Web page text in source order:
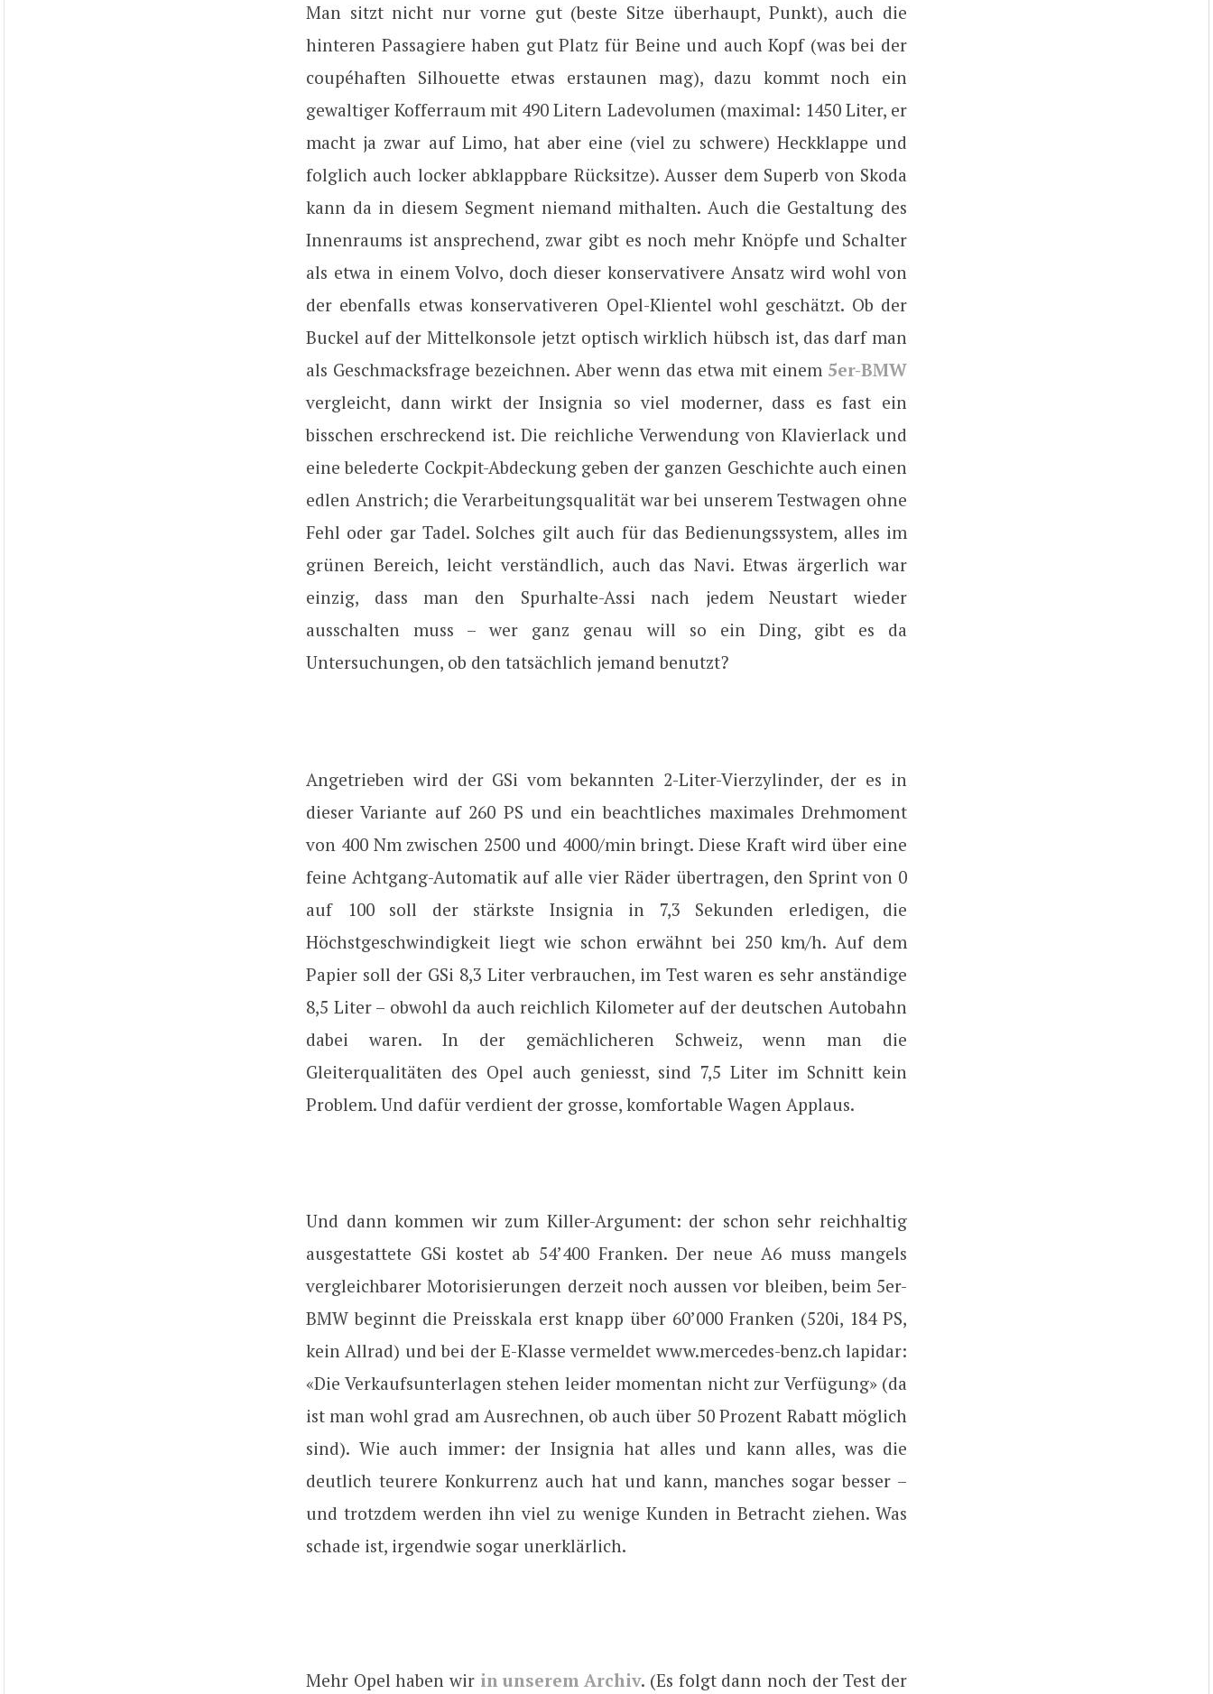
Man sitzt nicht nur vorne gut (beste Sitze überhaupt, Punkt), auch die
hinteren Passagiere haben gut Platz für Beine und auch Kopf (was bei der
coupéhaften Silhouette etwas erstaunen mag), dazu kommt noch ein
gewaltiger Kofferraum mit 490 Litern Ladevolumen (maximal: 1450 Liter, er
macht ja zwar auf Limo, hat aber eine (viel zu schwere) Heckklappe und
folglich auch locker abklappbare Rücksitze). Ausser dem Superb von Skoda
kann da in diesem Segment niemand mithalten. Auch die Gestaltung des
Innenraums ist ansprechend, zwar gibt es noch mehr Knöpfe und Schalter
als etwa in einem Volvo, doch dieser konservativere Ansatz wird wohl von
der ebenfalls etwas konservativeren Opel-Klientel wohl geschätzt. Ob der
Buckel auf der Mittelkonsole jetzt optisch wirklich hübsch ist, das darf man
als Geschmacksfrage bezeichnen. Aber wenn das etwa mit einem 5er-BMW
vergleicht, dann wirkt der Insignia so viel moderner, dass es fast ein
bisschen erschreckend ist. Die reichliche Verwendung von Klavierlack und
eine belederte Cockpit-Abdeckung geben der ganzen Geschichte auch einen
edlen Anstrich; die Verarbeitungsqualität war bei unserem Testwagen ohne
Fehl oder gar Tadel. Solches gilt auch für das Bedienungssystem, alles im
grünen Bereich, leicht verständlich, auch das Navi. Etwas ärgerlich war
einzig, dass man den Spurhalte-Assi nach jedem Neustart wieder
ausschalten muss – wer ganz genau will so ein Ding, gibt es da
Untersuchungen, ob den tatsächlich jemand benutzt?
Angetrieben wird der GSi vom bekannten 2-Liter-Vierzylinder, der es in
dieser Variante auf 260 PS und ein beachtliches maximales Drehmoment
von 400 Nm zwischen 2500 und 4000/min bringt. Diese Kraft wird über eine
feine Achtgang-Automatik auf alle vier Räder übertragen, den Sprint von 0
auf 100 soll der stärkste Insignia in 7,3 Sekunden erledigen, die
Höchstgeschwindigkeit liegt wie schon erwähnt bei 250 km/h. Auf dem
Papier soll der GSi 8,3 Liter verbrauchen, im Test waren es sehr anständige
8,5 Liter – obwohl da auch reichlich Kilometer auf der deutschen Autobahn
dabei waren. In der gemächlicheren Schweiz, wenn man die
Gleiterqualitäten des Opel auch geniesst, sind 7,5 Liter im Schnitt kein
Problem. Und dafür verdient der grosse, komfortable Wagen Applaus.
Und dann kommen wir zum Killer-Argument: der schon sehr reichhaltig
ausgestattete GSi kostet ab 54’400 Franken. Der neue A6 muss mangels
vergleichbarer Motorisierungen derzeit noch aussen vor bleiben, beim 5er-
BMW beginnt die Preisskala erst knapp über 60’000 Franken (520i, 184 PS,
kein Allrad) und bei der E-Klasse vermeldet www.mercedes-benz.ch lapidar:
«Die Verkaufsunterlagen stehen leider momentan nicht zur Verfügung» (da
ist man wohl grad am Ausrechnen, ob auch über 50 Prozent Rabatt möglich
sind). Wie auch immer: der Insignia hat alles und kann alles, was die
deutlich teurere Konkurrenz auch hat und kann, manches sogar besser –
und trotzdem werden ihn viel zu wenige Kunden in Betracht ziehen. Was
schade ist, irgendwie sogar unerklärlich.
Mehr Opel haben wir in unserem Archiv. (Es folgt dann noch der Test der